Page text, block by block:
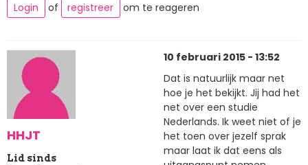
Login of registreer om te reageren
HHJT
Lid sinds
10 februari 2015 - 13:52
Dat is natuurlijk maar net
hoe je het bekijkt. Jij had het
net over een studie
Nederlands. Ik weet niet of je
het toen over jezelf sprak
maar laat ik dat eens als